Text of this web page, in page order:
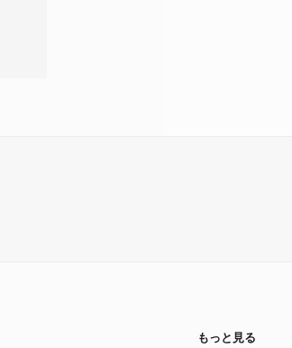
もっと見る